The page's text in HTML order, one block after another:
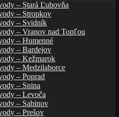
– Stará Ľubovňa
– Stropkov
– Svidník
– Vranov nad Topľou
– Humenné
– Bardejov
– Kežmarok
– Medzilaborce
– Poprad
– Snina
– Levoča
– Sabinov
– Prešov